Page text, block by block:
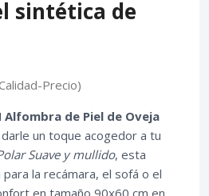
sintética de
Precio)
Alfombra de Piel de Oveja
un toque acogedor a tu
Suave y mullido, esta
la recámara, el sofá o el